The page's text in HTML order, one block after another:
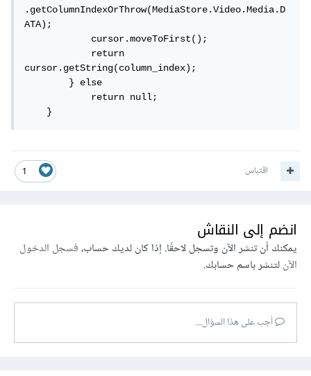
.getColumnIndexOrThrow(MediaStore.Video.Media.D
ATA);
cursor.moveToFirst();
return
cursor.getString(column_index);
} else
return null;
}
1 اقتباس
انضم إلى النقاش
يمكنك أن تنشر الآن وتسجل لاحقًا. إذا كان لديك حساب،فسجل الدخول
الآنلتنشر باسم حسابك.
أجب على هذا السؤال...